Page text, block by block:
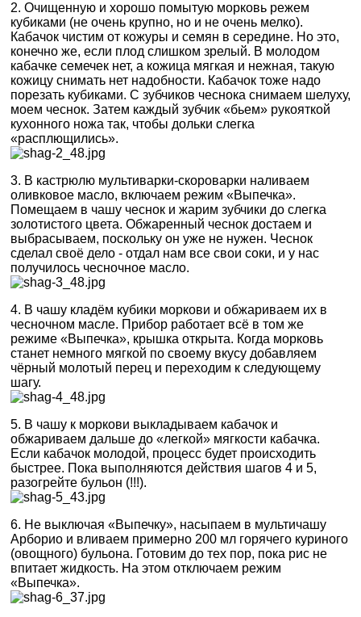
2. Очищенную и хорошо помытую морковь режем
кубиками (не очень крупно, но и не очень мелко).
Кабачок чистим от кожуры и семян в середине. Но это,
конечно же, если плод слишком зрелый. В молодом
кабачке семечек нет, а кожица мягкая и нежная, такую
кожицу снимать нет надобности. Кабачок тоже надо
порезать кубиками. С зубчиков чеснока снимаем шелуху,
моем чеснок. Затем каждый зубчик «бьем» рукояткой
кухонного ножа так, чтобы дольки слегка
«расплющились».
3. В кастрюлю мультиварки-скороварки наливаем
оливковое масло, включаем режим «Выпечка».
Помещаем в чашу чеснок и жарим зубчики до слегка
золотистого цвета. Обжаренный чеснок достаем и
выбрасываем, поскольку он уже не нужен. Чеснок
сделал своё дело - отдал нам все свои соки, и у нас
получилось чесночное масло.
4. В чашу кладём кубики моркови и обжариваем их в
чесночном масле. Прибор работает всё в том же
режиме «Выпечка», крышка открыта. Когда морковь
станет немного мягкой по своему вкусу добавляем
чёрный молотый перец и переходим к следующему
шагу.
5. В чашу к моркови выкладываем кабачок и
обжариваем дальше до «легкой» мягкости кабачка.
Если кабачок молодой, процесс будет происходить
быстрее. Пока выполняются действия шагов 4 и 5,
разогрейте бульон (!!!).
6. Не выключая «Выпечку», насыпаем в мультичашу
Арборио и вливаем примерно 200 мл горячего куриного
(овощного) бульона. Готовим до тех пор, пока рис не
впитает жидкость. На этом отключаем режим
«Выпечка».